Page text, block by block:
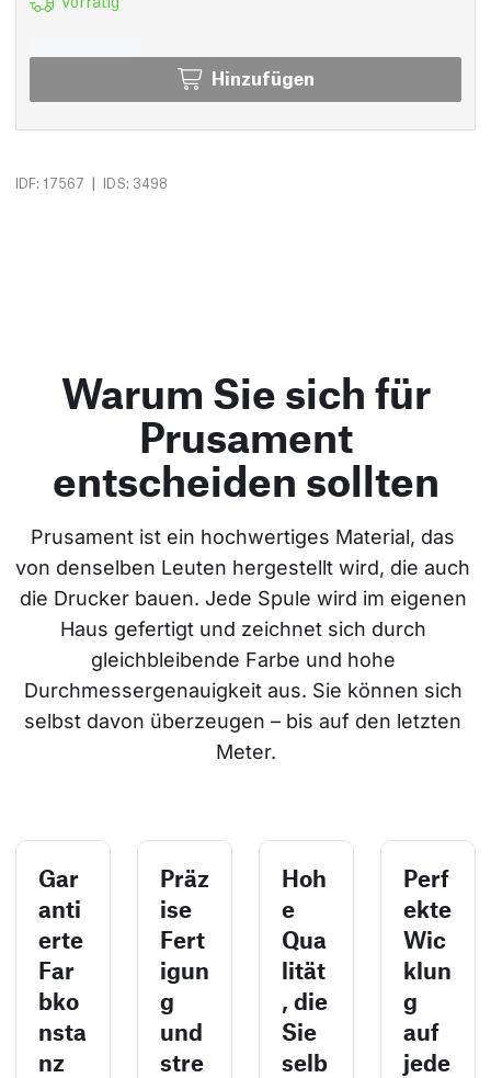
Hinzufügen
IDF: 17567 | IDS: 3498
Warum Sie sich für
Prusament
entscheiden sollten
Prusament ist ein hochwertiges Material, das
von denselben Leuten hergestellt wird, die auch
die Drucker bauen. Jede Spule wird im eigenen
Haus gefertigt und zeichnet sich durch
gleichbleibende Farbe und hohe
Durchmessergenauigkeit aus. Sie können sich
selbst davon überzeugen – bis auf den letzten
Meter.
Gar
anti
erte
Far
bko
nsta
nz
Präz
ise
Fert
igun
g
und
stre
Hoh
e
Qua
lität
, die
Sie
selb
Perf
ekte
Wic
klun
g
auf
jede